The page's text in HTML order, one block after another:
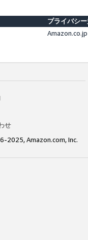
プライバシ
せ
2025, Amazon.com, Inc.